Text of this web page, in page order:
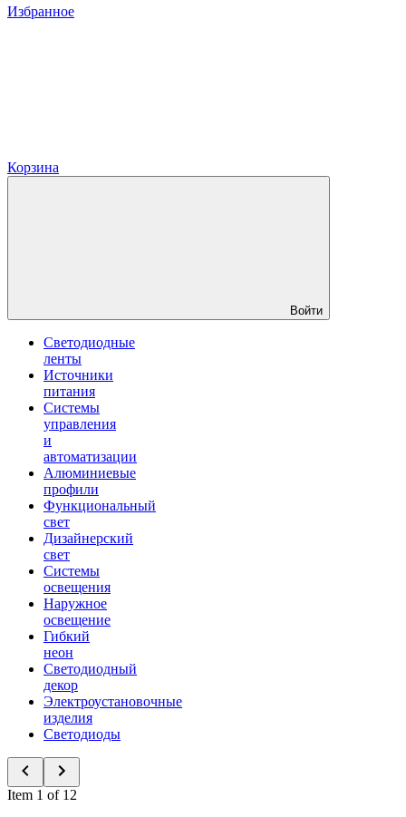
Избранное
Корзина
Войти
Светодиодные
ленты
Источники
питания
Системы
управления
и
автоматизации
Алюминиевые
профили
Функциональный
свет
Дизайнерский
свет
Системы
освещения
Наружное
освещение
Гибкий
неон
Светодиодный
декор
Электроустановочные
изделия
Светодиоды
Item 1 of 12